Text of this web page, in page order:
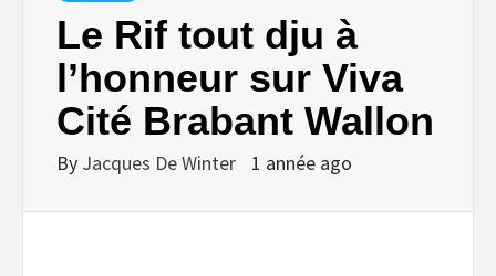
Le Rif tout dju à
l’honneur sur Viva
Cité Brabant Wallon
By Jacques De Winter 1 année ago